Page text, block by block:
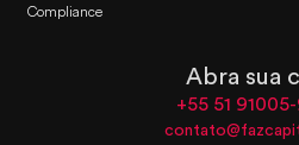
Compliance
Abra sua
+55 51